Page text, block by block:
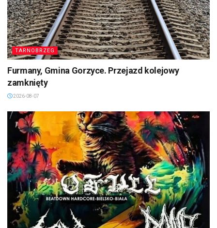
TARNOBRZEG
Furmany, Gmina Gorzyce. Przejazd kolejowy
zamknięty
2026-08-07